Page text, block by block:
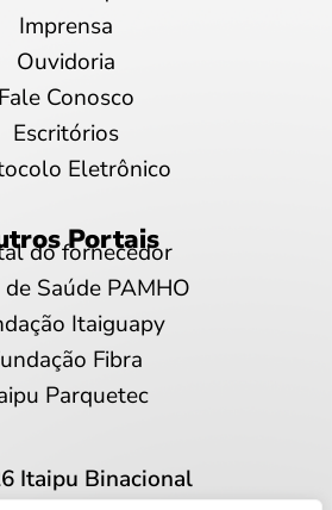
Imprensa
Ouvidoria
Fale Conosco
Escritórios
Eletrônico
Portais
do fornecedor
Saúde PAMHO
Itaiguapy
Fibra
Parquetec
Itaipu Binacional